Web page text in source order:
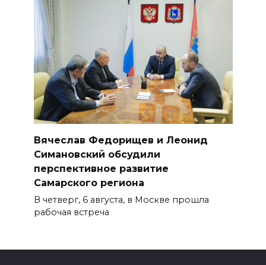
Вячеслав Федорищев и Леонид
Симановский обсудили
перспективное развитие
Самарского региона
В четверг, 6 августа, в Москве прошла
рабочая встреча